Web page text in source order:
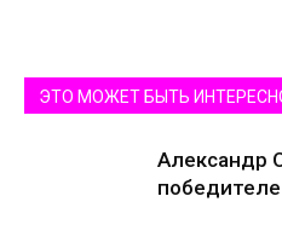
ЭТО МОЖЕТ БЫТЬ
Александр